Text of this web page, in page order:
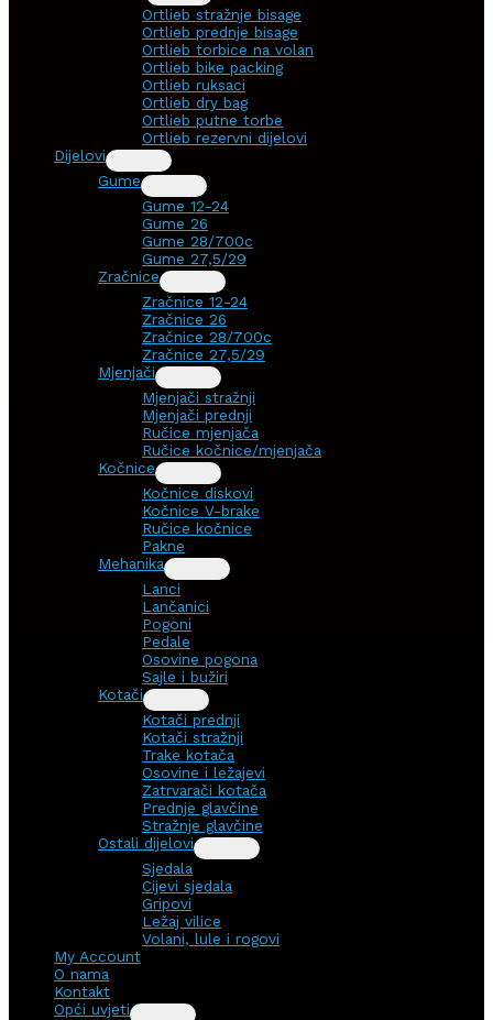
Ortlieb stražnje bisage
Ortlieb prednje bisage
Ortlieb torbice na volan
Ortlieb bike packing
Ortlieb ruksaci
Ortlieb dry bag
Ortlieb putne torbe
Ortlieb rezervni dijelovi
Dijelovi
Gume
Gume 12-24
Gume 26
Gume 28/700c
Gume 27,5/29
Zračnice
Zračnice 12-24
Zračnice 26
Zračnice 28/700c
Zračnice 27,5/29
Mjenjači
Mjenjači stražnji
Mjenjači prednji
Ručice mjenjača
Ručice kočnice/mjenjača
Kočnice
Kočnice diskovi
Kočnice V-brake
Ručice kočnice
Pakne
Mehanika
Lanci
Lančanici
Pogoni
Pedale
Osovine pogona
Sajle i bužiri
Kotači
Kotači prednji
Kotači stražnji
Trake kotača
Osovine i ležajevi
Zatrvarači kotača
Prednje glavčine
Stražnje glavčine
Ostali dijelovi
Sjedala
Cijevi sjedala
Gripovi
Ležaj vilice
Volani, lule i rogovi
My Account
O nama
Kontakt
Opći uvjeti